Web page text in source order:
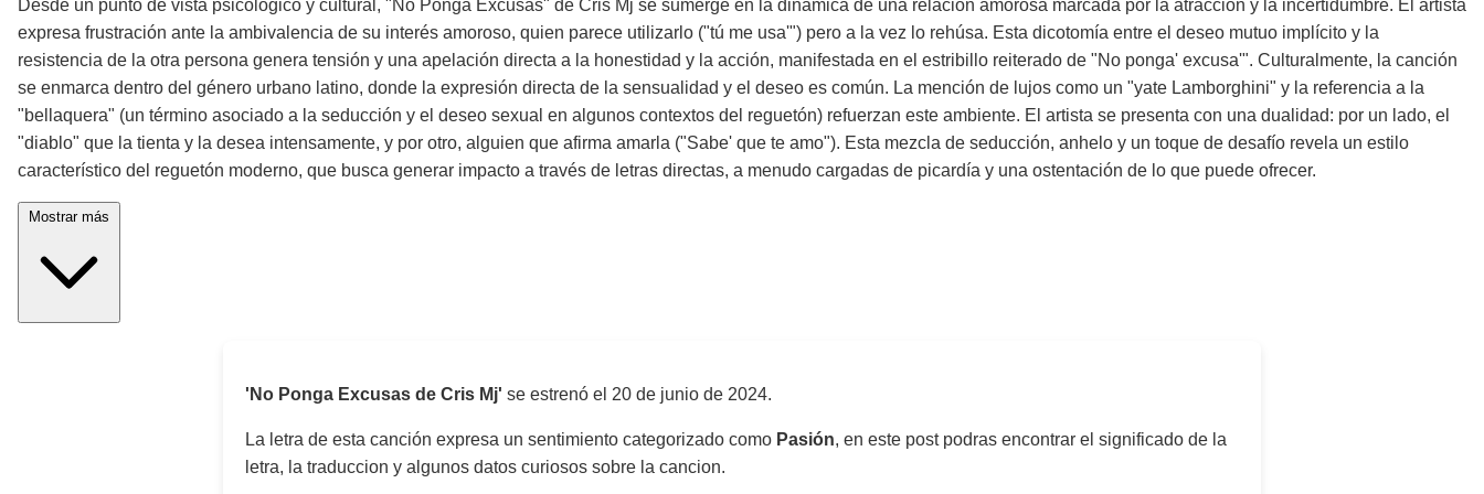
Desde un punto de vista psicológico y cultural, "No Ponga Excusas" de Cris Mj se sumerge en la dinámica de una relación amorosa marcada por la atracción y la incertidumbre. El artista
expresa frustración ante la ambivalencia de su interés amoroso, quien parece utilizarlo ("tú me usa'") pero a la vez lo rehúsa. Esta dicotomía entre el deseo mutuo implícito y la
resistencia de la otra persona genera tensión y una apelación directa a la honestidad y la acción, manifestada en el estribillo reiterado de "No ponga' excusa'". Culturalmente, la canción
se enmarca dentro del género urbano latino, donde la expresión directa de la sensualidad y el deseo es común. La mención de lujos como un "yate Lamborghini" y la referencia a la
"bellaquera" (un término asociado a la seducción y el deseo sexual en algunos contextos del reguetón) refuerzan este ambiente. El artista se presenta con una dualidad: por un lado, el
"diablo" que la tienta y la desea intensamente, y por otro, alguien que afirma amarla ("Sabe' que te amo"). Esta mezcla de seducción, anhelo y un toque de desafío revela un estilo
característico del reguetón moderno, que busca generar impacto a través de letras directas, a menudo cargadas de picardía y una ostentación de lo que puede ofrecer.
'No Ponga Excusas de Cris Mj' se estrenó el 20 de junio de 2024.
La letra de esta canción expresa un sentimiento categorizado como Pasión, en este post podras encontrar el significado de la
letra, la traduccion y algunos datos curiosos sobre la cancion.